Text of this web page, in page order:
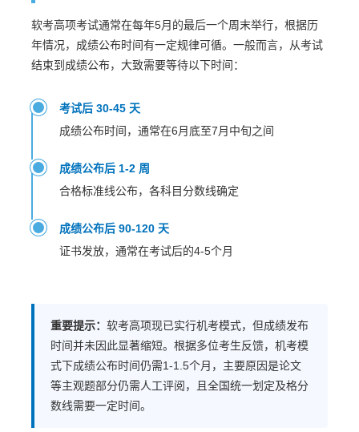
软考高项考试通常在每年5月的最后一个周末举行，根据历
年情况，成绩公布时间有一定规律可循。一般而言，从考试
结束到成绩公布，大致需要等待以下时间：
考试后 30-45 天
成绩公布时间，通常在6月底至7月中旬之间
成绩公布后 1-2 周
合格标准线公布，各科目分数线确定
成绩公布后 90-120 天
证书发放，通常在考试后的4-5个月
重要提示： 软考高项现已实行机考模式，但成绩发布
时间并未因此显著缩短。根据多位考生反馈，机考模
式下成绩公布时间仍需1-1.5个月，主要原因是论文
等主观题部分仍需人工评阅，且全国统一划定及格分
数线需要一定时间。